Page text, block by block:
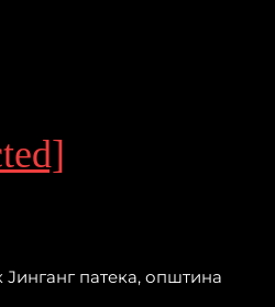
Јинганг патека, општина